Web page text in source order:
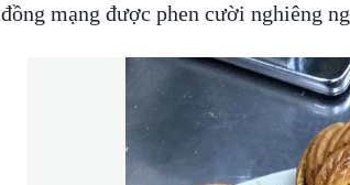
đồng mạng được phen cười nghiêng